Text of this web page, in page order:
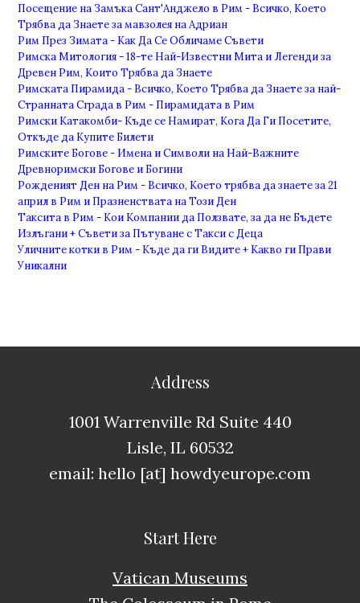
Посещение на Замъка Сант'Анджело в Рим - Всичко, Което
Трябва да Знаете за мавзолея на Адриан
Рим През Зимата - Как Да Се Обличаме Съвети
Римска Митология - 18-те Най-Известни Мита и Легенди за
Древен Рим, Които Трябва да Знаете
Римската Пирамида - Всичко, Което Трябва да Знаете за най-
Странната Сграда в Рим - Пирамидата в Рим
Римски Катакомби- Къде се Намират, Кога Да Ги Посетите,
Откъде да Купите Билети
Римските Богове - Имена и Символи на Най-Важните
Древноримски Богове и Богини
Рожденият Ден на Рим - Всичко, Което трябва да знаете за 21
април в Рим и Празненствата на Този Ден
Таксита в Рим - Кои Компании да Ползвате, за да не Бъдете
Излъгани + Съвети за Пътуване с Такси с Деца
Уличните котки в Рим - Къде да ги Видите + Какво ги Прави
Уникални
Address
1001 Warrenville Rd Suite 440
Lisle, IL 60532
email: hello [at] howdyeurope.com
Start Here
Vatican Museums